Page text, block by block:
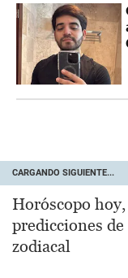
CARGANDO SIGUIENTE...
Horóscopo
predicciones
zodiacal